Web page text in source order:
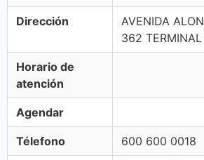
Dirección
AVENIDA
362
Horario de
atención
Agendar
Télefono 600 600 0018